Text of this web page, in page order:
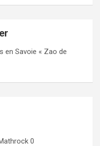
en Savoie « Zao de
0